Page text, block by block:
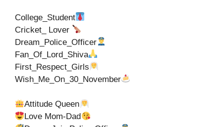
College_Student
Cricket_ Lover
Dream_Police_Officer
Fan_Of_Lord_Shiva
First_Respect_Girls
Wish_Me_On_30_November
Attitude Queen
Love Mom-Dad